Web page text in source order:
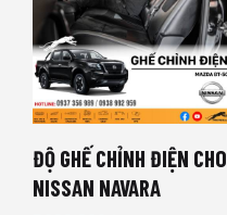
ĐỘ GHẾ CHỈNH ĐIỆN CHO
NISSAN NAVARA